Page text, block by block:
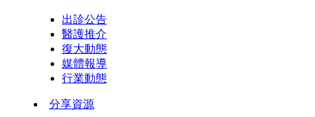
出診公告
醫護推介
復大動態
媒體報導
行業動態
分享資源